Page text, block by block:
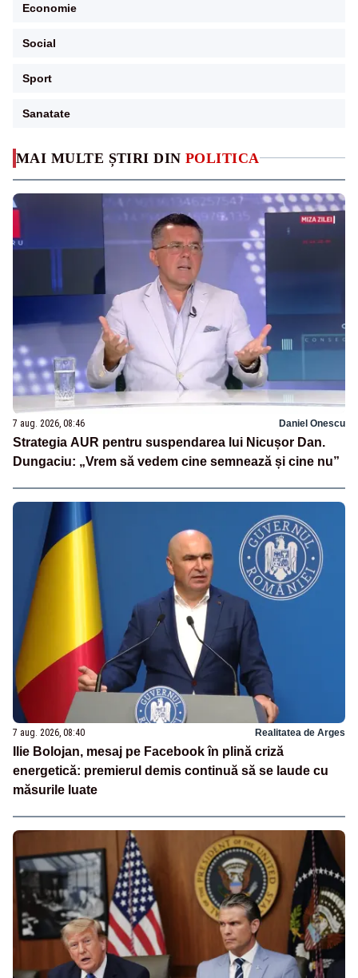
MAI MULTE ȘTIRI DIN POLITICA
7 aug. 2026, 08:46 Daniel Onescu
Strategia AUR pentru suspendarea lui Nicușor Dan.
Dungaciu: „Vrem să vedem cine semnează și cine nu”
7 aug. 2026, 08:40 Realitatea de Arges
Ilie Bolojan, mesaj pe Facebook în plină criză
energetică: premierul demis continuă să se laude cu
măsurile luate
Economie
Social
Sport
Sanatate